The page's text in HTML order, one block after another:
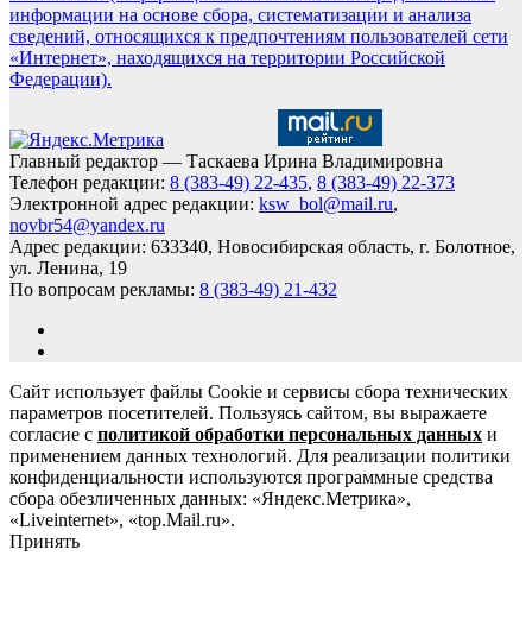
информации на основе сбора, систематизации и анализа
сведений, относящихся к предпочтениям пользователей сети
«Интернет», находящихся на территории Российской
Федерации).
Главный редактор — Таскаева Ирина Владимировна
Телефон редакции: 8 (383-49) 22-435, 8 (383-49) 22-373
Электронной адрес редакции: ksw_bol@mail.ru,
novbr54@yandex.ru
Адрес редакции: 633340, Новосибирская область, г. Болотное,
ул. Ленина, 19
По вопросам рекламы: 8 (383-49) 21-432
Сайт использует файлы Cookie и сервисы сбора технических
параметров посетителей. Пользуясь сайтом, вы выражаете
согласие с политикой обработки персональных данных и
применением данных технологий. Для реализации политики
конфиденциальности используются программные средства
сбора обезличенных данных: «Яндекс.Метрика»,
«Liveinternet», «top.Mail.ru».
Принять